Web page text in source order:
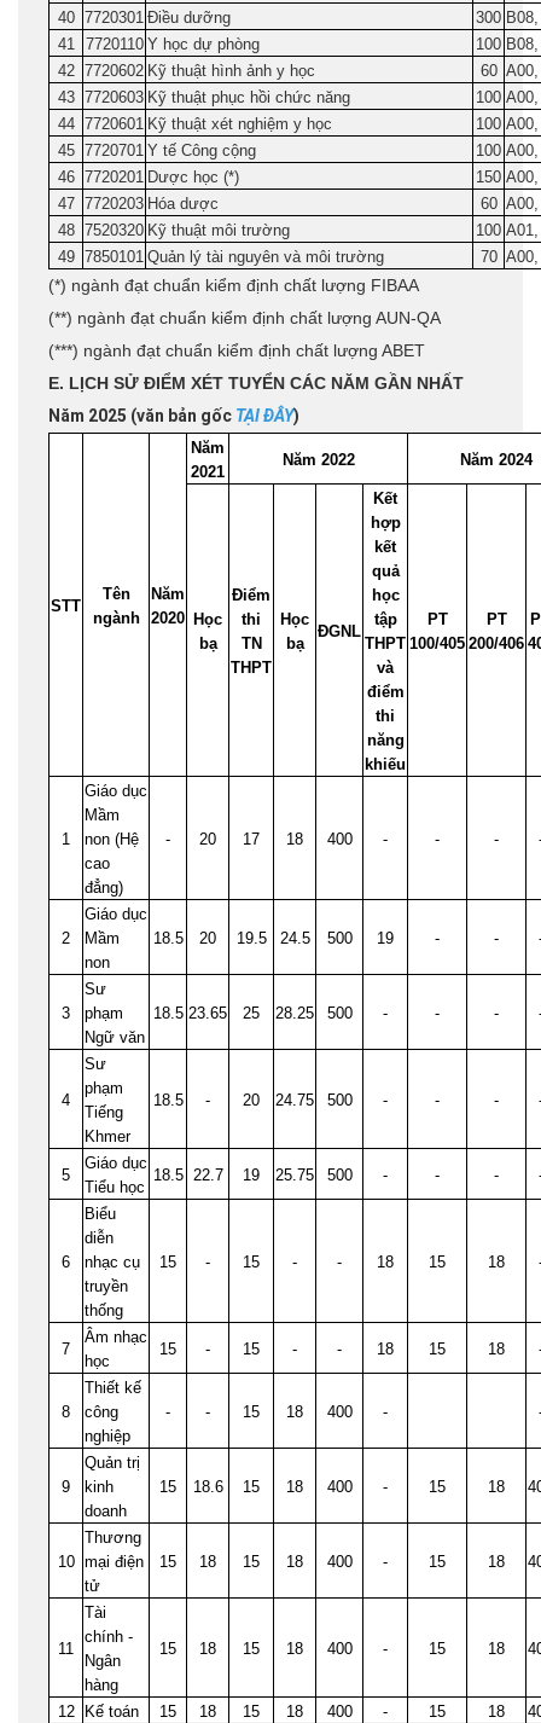
40 7720301 Điều dưỡng 300
41
7720110 Y học dự phòng 100
42 7720602 Kỹ thuật hình ảnh y học 60
43 7720603 Kỹ thuật phục hồi chức năng 100
44 7720601 Kỹ thuật xét nghiệm y học 100
45 7720701 Y tế Công cộng 100
46 7720201 Dược học (*) 150
47 7720203 Hóa dược 60
48 7520320 Kỹ thuật môi trường 100
49 7850101 Quản lý tài nguyên và môi trường 70
(*) ngành đạt chuẩn kiểm định chất lượng FIBAA
(**) ngành đạt chuẩn kiểm định chất lượng AUN-QA
(***) ngành đạt chuẩn kiểm định chất lượng ABET
E. LỊCH SỬ ĐIỂM XÉT TUYỂN CÁC NĂM GẦN NHẤT
Năm 2025 (văn bản gốc TẠI ĐÂY)
STT
Tên
ngành
Năm
2020
Năm
2021
Năm 2022 Năm 2024
Học
bạ
Điểm
thi
TN
THPT
Học
bạ
ĐGNL
Kết
hợp
kết
quả
học
tập
THPT
và
điểm
thi
năng
khiếu
PT
100/405
PT
200/406
1
Giáo dục
Mầm
non (Hệ
cao
đẳng)
- 20 17 18 400 - - -
2
Giáo dục
Mầm
non
18.5 20 19.5 24.5 500 19 - -
3
Sư
phạm
Ngữ văn
18.5 23.65 25 28.25 500 - - -
4
Sư
phạm
Tiếng
Khmer
18.5 - 20 24.75 500 - - -
5
Giáo dục
Tiểu học
18.5 22.7 19 25.75 500 - - -
6
Biểu
diễn
nhạc cụ
truyền
thống
15 - 15 - - 18 15 18
7
Âm nhạc
học
15 - 15 - - 18 15 18
8
Thiết kế
công
nghiệp
- - 15 18 400 -
9
Quản trị
kinh
doanh
15 18.6 15 18 400 - 15 18
10
Thương
mại điện
tử
15 18 15 18 400 - 15 18
11
Tài
chính -
Ngân
hàng
15 18 15 18 400 - 15 18
12 Kế toán 15 18 15 18 400 - 15 18